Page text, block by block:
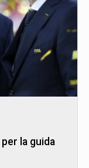
la guida